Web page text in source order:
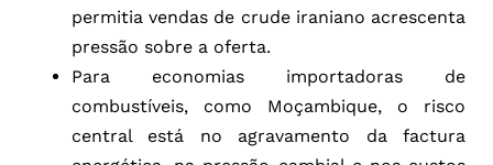
permitia vendas de crude iraniano acrescenta
pressão sobre a oferta.
Para economias importadoras de
combustíveis, como Moçambique, o risco
central está no agravamento da factura